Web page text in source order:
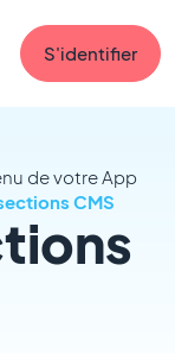
S'identifier
de votre App
CMS